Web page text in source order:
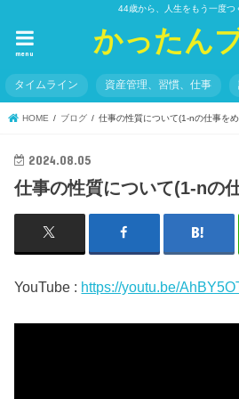
44歳から、人生をもう一度つ
かったん
menu
タイムライン 資産管理、習慣、仕事
HOME ブログ 仕事の性質について(1-nの仕事を
2024.08.05
仕事の性質について(1-nの
YouTube : https://youtu.be/